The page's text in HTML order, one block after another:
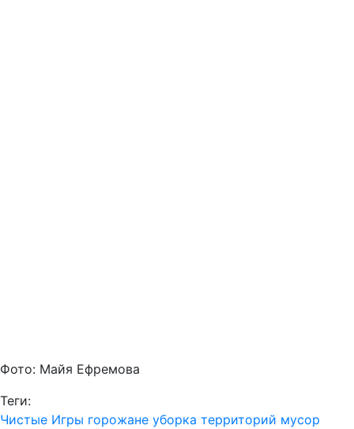
Фото: Майя Ефремова
Теги:
Чистые Игры горожане уборка территорий мусор